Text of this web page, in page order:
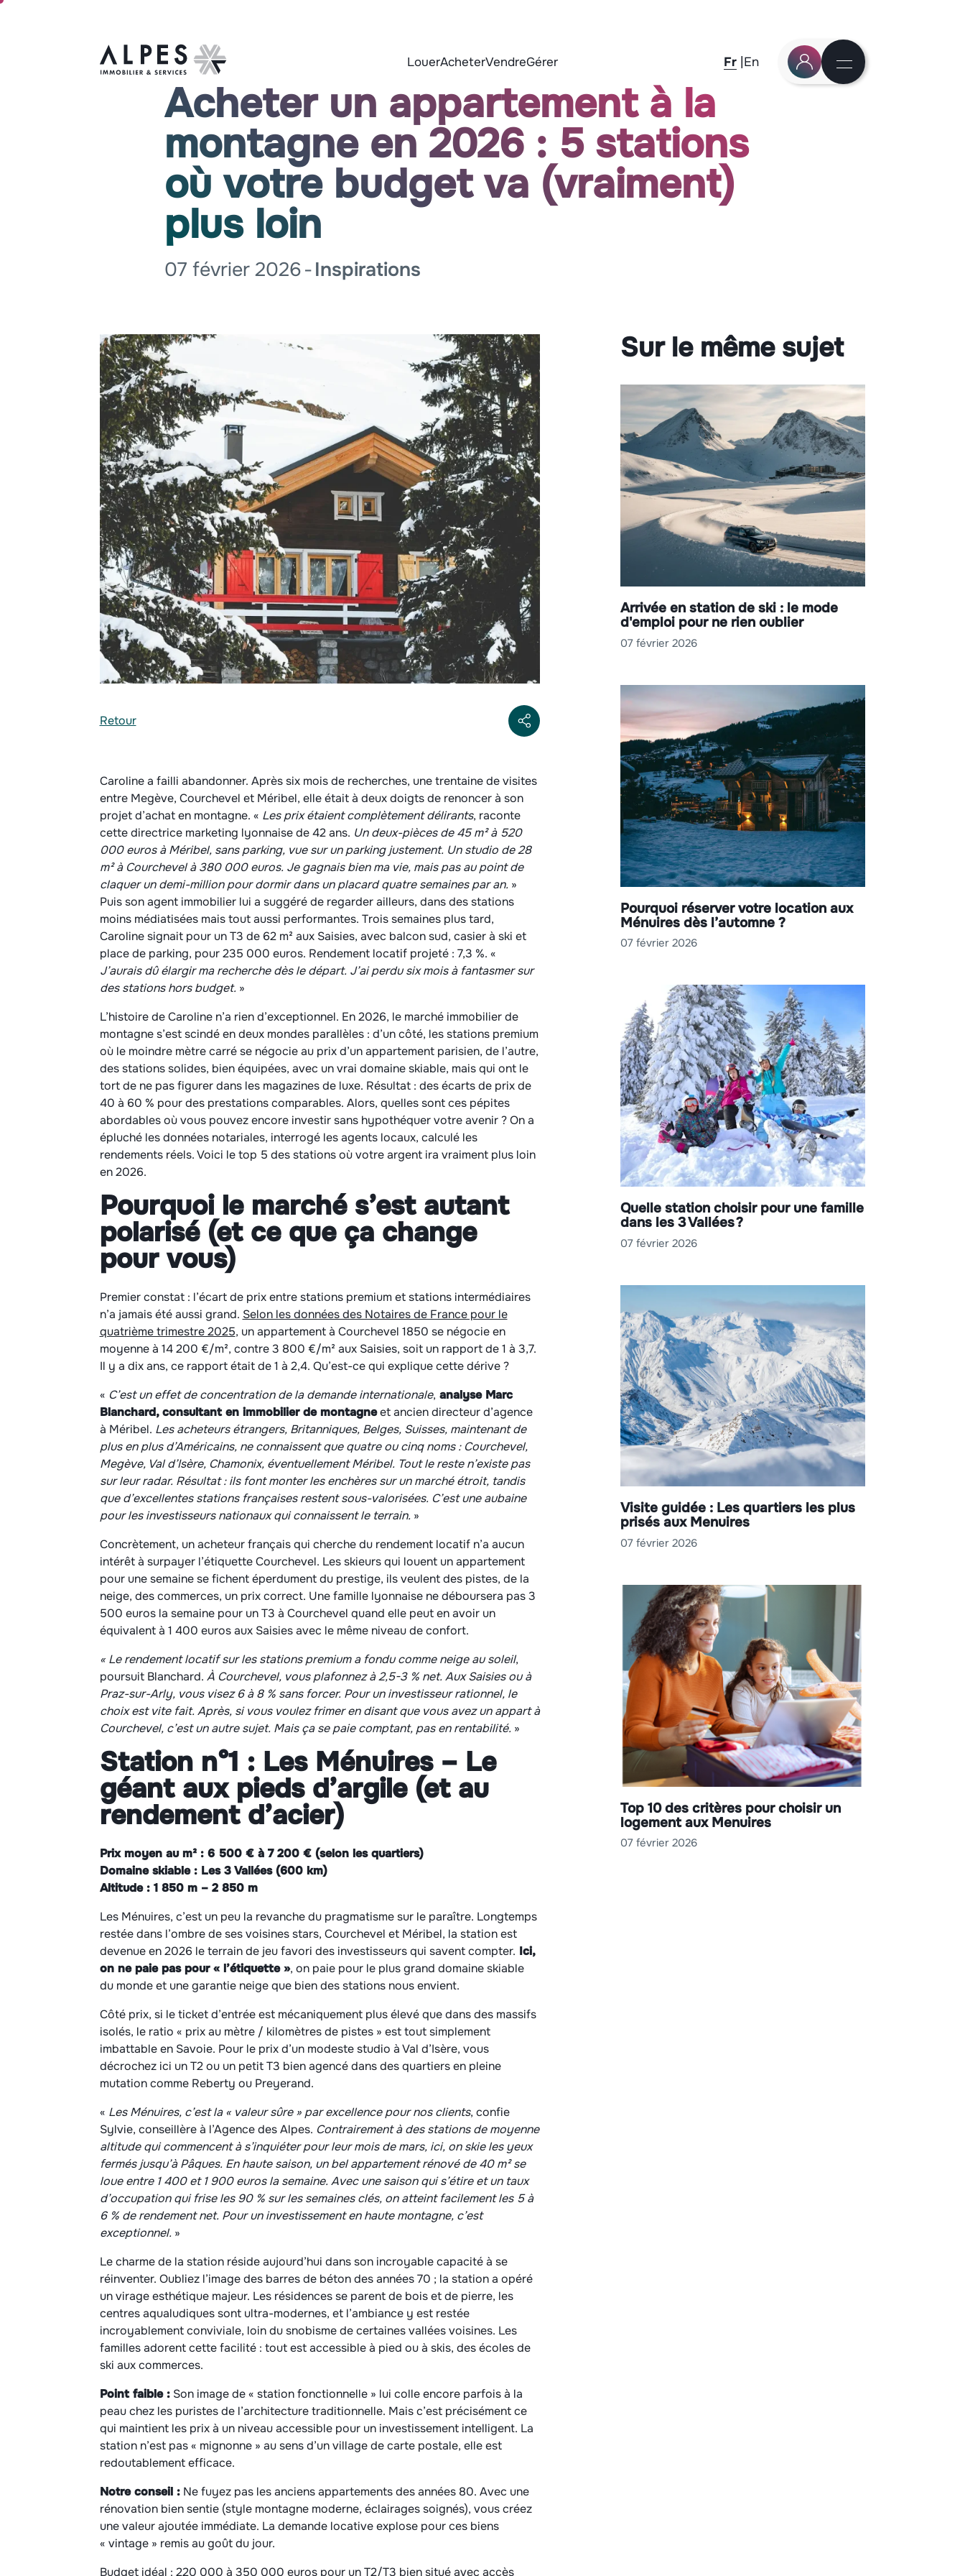
LouerAcheterVendreGérer Fr En
Acheter un appartement à la
montagne en 2026 : 5 stations
où votre budget va (vraiment)
plus loin
07 février 2026 Inspirations
Retour
Caroline a failli abandonner. Après six mois de recherches, une trentaine de visites
entre Megève, Courchevel et Méribel, elle était à deux doigts de renoncer à son
projet d’achat en montagne. « Les prix étaient complètement délirants, raconte
cette directrice marketing lyonnaise de 42 ans. Un deux-pièces de 45 m² à 520
000 euros à Méribel, sans parking, vue sur un parking justement. Un studio de 28
m² à Courchevel à 380 000 euros. Je gagnais bien ma vie, mais pas au point de
claquer un demi-million pour dormir dans un placard quatre semaines par an. »
Puis son agent immobilier lui a suggéré de regarder ailleurs, dans des stations
moins médiatisées mais tout aussi performantes. Trois semaines plus tard,
Caroline signait pour un T3 de 62 m² aux Saisies, avec balcon sud, casier à ski et
place de parking, pour 235 000 euros. Rendement locatif projeté : 7,3 %. «
J’aurais dû élargir ma recherche dès le départ. J’ai perdu six mois à fantasmer sur
des stations hors budget. »
L’histoire de Caroline n’a rien d’exceptionnel. En 2026, le marché immobilier de
montagne s’est scindé en deux mondes parallèles : d’un côté, les stations premium
où le moindre mètre carré se négocie au prix d’un appartement parisien, de l’autre,
des stations solides, bien équipées, avec un vrai domaine skiable, mais qui ont le
tort de ne pas figurer dans les magazines de luxe. Résultat : des écarts de prix de
40 à 60 % pour des prestations comparables. Alors, quelles sont ces pépites
abordables où vous pouvez encore investir sans hypothéquer votre avenir ? On a
épluché les données notariales, interrogé les agents locaux, calculé les
rendements réels. Voici le top 5 des stations où votre argent ira vraiment plus loin
en 2026.
Pourquoi le marché s’est autant
polarisé (et ce que ça change
pour vous)
Premier constat : l’écart de prix entre stations premium et stations intermédiaires
n’a jamais été aussi grand. Selon les données des Notaires de France pour le
quatrième trimestre 2025, un appartement à Courchevel 1850 se négocie en
moyenne à 14 200 €/m², contre 3 800 €/m² aux Saisies, soit un rapport de 1 à 3,7.
Il y a dix ans, ce rapport était de 1 à 2,4. Qu’est-ce qui explique cette dérive ?
« C’est un effet de concentration de la demande internationale, analyse Marc
Blanchard, consultant en immobilier de montagneet ancien directeur d’agence
à Méribel. Les acheteurs étrangers, Britanniques, Belges, Suisses, maintenant de
plus en plus d’Américains, ne connaissent que quatre ou cinq noms : Courchevel,
Megève, Val d’Isère, Chamonix, éventuellement Méribel. Tout le reste n’existe pas
sur leur radar. Résultat : ils font monter les enchères sur un marché étroit, tandis
que d’excellentes stations françaises restent sous-valorisées. C’est une aubaine
pour les investisseurs nationaux qui connaissent le terrain. »
Concrètement, un acheteur français qui cherche du rendement locatif n’a aucun
intérêt à surpayer l’étiquette Courchevel. Les skieurs qui louent un appartement
pour une semaine se fichent éperdument du prestige, ils veulent des pistes, de la
neige, des commerces, un prix correct. Une famille lyonnaise ne déboursera pas 3
500 euros la semaine pour un T3 à Courchevel quand elle peut en avoir un
équivalent à 1 400 euros aux Saisies avec le même niveau de confort.
« Le rendement locatif sur les stations premium a fondu comme neige au soleil,
poursuit Blanchard. À Courchevel, vous plafonnez à 2,5-3 % net. Aux Saisies ou à
Praz-sur-Arly, vous visez 6 à 8 % sans forcer. Pour un investisseur rationnel, le
choix est vite fait. Après, si vous voulez frimer en disant que vous avez un appart à
Courchevel, c’est un autre sujet. Mais ça se paie comptant, pas en rentabilité. »
Station n°1 : Les Ménuires – Le
géant aux pieds d’argile (et au
rendement d’acier)
Prix moyen au m² : 6 500 € à 7 200 € (selon les quartiers)
Domaine skiable : Les 3 Vallées (600 km)
Altitude : 1 850 m – 2 850 m
Les Ménuires, c’est un peu la revanche du pragmatisme sur le paraître. Longtemps
restée dans l’ombre de ses voisines stars, Courchevel et Méribel, la station est
devenue en 2026 le terrain de jeu favori des investisseurs qui savent compter. Ici,
on ne paie pas pour « l’étiquette », on paie pour le plus grand domaine skiable
du monde et une garantie neige que bien des stations nous envient.
Côté prix, si le ticket d’entrée est mécaniquement plus élevé que dans des massifs
isolés, le ratio « prix au mètre / kilomètres de pistes » est tout simplement
imbattable en Savoie. Pour le prix d’un modeste studio à Val d’Isère, vous
décrochez ici un T2 ou un petit T3 bien agencé dans des quartiers en pleine
mutation comme Reberty ou Preyerand.
« Les Ménuires, c’est la « valeur sûre » par excellence pour nos clients, confie
Sylvie, conseillère à l’Agence des Alpes. Contrairement à des stations de moyenne
altitude qui commencent à s’inquiéter pour leur mois de mars, ici, on skie les yeux
fermés jusqu’à Pâques. En haute saison, un bel appartement rénové de 40 m² se
loue entre 1 400 et 1 900 euros la semaine. Avec une saison qui s’étire et un taux
d’occupation qui frise les 90 % sur les semaines clés, on atteint facilement les 5 à
6 % de rendement net. Pour un investissement en haute montagne, c’est
exceptionnel. »
Le charme de la station réside aujourd’hui dans son incroyable capacité à se
réinventer. Oubliez l’image des barres de béton des années 70 ; la station a opéré
un virage esthétique majeur. Les résidences se parent de bois et de pierre, les
centres aqualudiques sont ultra-modernes, et l’ambiance y est restée
incroyablement conviviale, loin du snobisme de certaines vallées voisines. Les
familles adorent cette facilité : tout est accessible à pied ou à skis, des écoles de
ski aux commerces.
Point faible :Son image de « station fonctionnelle » lui colle encore parfois à la
peau chez les puristes de l’architecture traditionnelle. Mais c’est précisément ce
qui maintient les prix à un niveau accessible pour un investissement intelligent. La
station n’est pas « mignonne » au sens d’un village de carte postale, elle est
redoutablement efficace.
Notre conseil :Ne fuyez pas les anciens appartements des années 80. Avec une
rénovation bien sentie (style montagne moderne, éclairages soignés), vous créez
une valeur ajoutée immédiate. La demande locative explose pour ces biens
« vintage » remis au goût du jour.
Budget idéal : 220 000 à 350 000 euros pour un T2/T3 bien situé avec accès
Sur le même sujet
Arrivée en station de ski : le mode
d'emploi pour ne rien oublier
07 février 2026
Pourquoi réserver votre location aux
Ménuires dès l’automne ?
07 février 2026
Quelle station choisir pour une famille
dans les 3 Vallées ?
07 février 2026
Visite guidée : Les quartiers les plus
prisés aux Menuires
07 février 2026
Top 10 des critères pour choisir un
logement aux Menuires
07 février 2026